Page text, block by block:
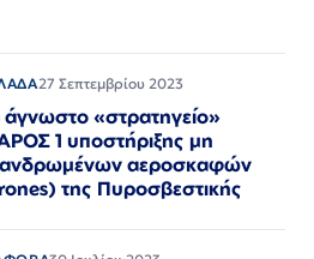
27 Σεπτεμβρίου 2023
άγνωστο «στρατηγείο»
1 υποστήριξης μη
αεροσκαφών
της Πυροσβεστικής